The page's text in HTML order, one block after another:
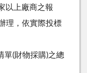
以上廠商之報
理，依實際投標
單(財物採購)之總